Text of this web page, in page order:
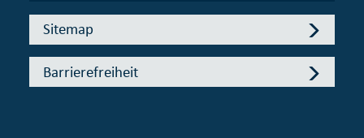
Sitemap
Barrierefreiheit